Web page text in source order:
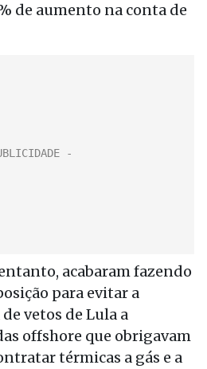
de aumento na conta de
acabaram fazendo
para evitar a
vetos de Lula a
offshore que obrigavam
térmicas a gás e a